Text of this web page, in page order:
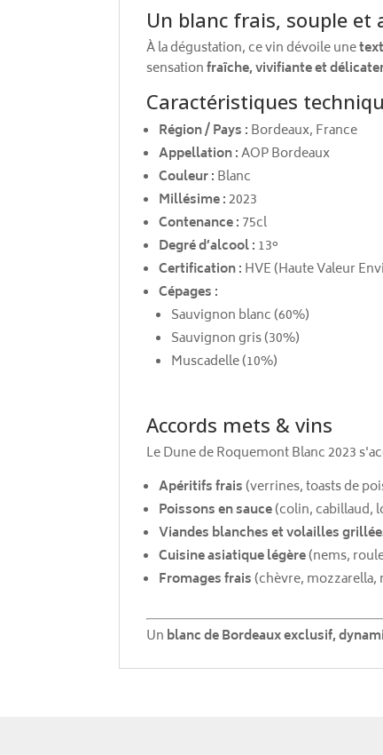
Un blanc frais, souple et
À la dégustation, ce vin dévoile une
sensationfraîche, vivifiante et
Caractéristiques
Région / Pays : Bordeaux, France
Appellation :AOP Bordeaux
Couleur : Blanc
Millésime :2023
Contenance : 75cl
Degré d’alcool : 13°
Certification : HVE (Haute Valeur
Cépages :
Sauvignon blanc (60%)
Sauvignon gris (30%)
Muscadelle (10%)
Accords mets & vins
Le Dune de Roquemont Blanc 2023
Apéritifs frais(verrines, toasts de
Poissons en sauce(colin, cabillaud,
Viandes blanches et volailles
Cuisine asiatique légère(nems,
Fromages frais(chèvre, mozzarella,
Un blanc de Bordeaux exclusif,